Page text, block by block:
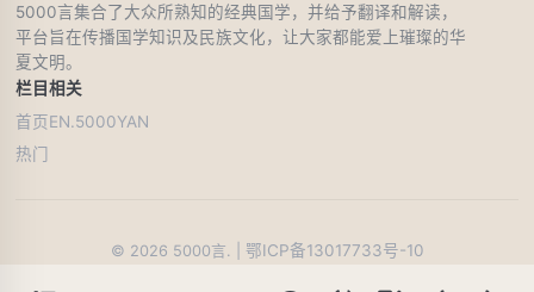
5000言集合了大众所熟知的经典国学，并给予翻译和解读，
平台旨在传播国学知识及民族文化，让大家都能爱上璀璨的华
夏文明。
栏目
首页
热门
相关
EN.5000YAN
© 2026 5000言. | 鄂ICP备13017733号-10